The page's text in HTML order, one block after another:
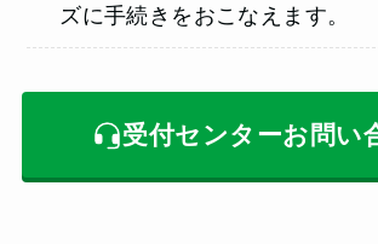
ズに手続きをおこなえます。
受付センターお問い